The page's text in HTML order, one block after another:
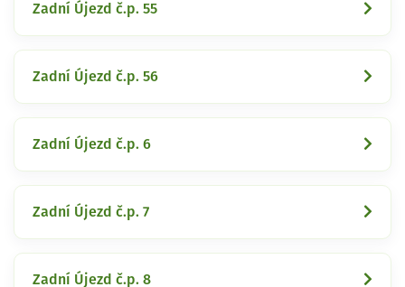
Zadní Újezd č.p. 55
Zadní Újezd č.p. 56
Zadní Újezd č.p. 6
Zadní Újezd č.p. 7
Zadní Újezd č.p. 8